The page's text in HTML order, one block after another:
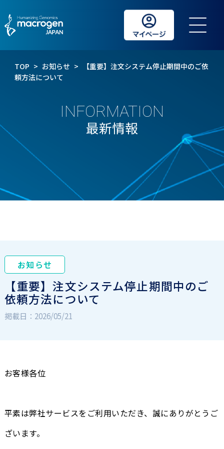
TOP > お知らせ >
【重要】注文システム停止期間中のご依
頼方法について
INFORMATION
最新情報
お知らせ
【重要】注文システム停止期間中のご
依頼方法について
掲載日：2026/05/21
お客様各位
平素は弊社サービスをご利用いただき、誠にありがとうご
ざいます。